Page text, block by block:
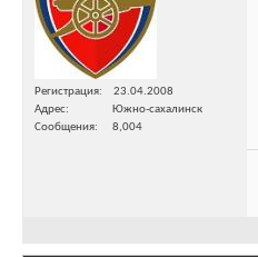
Регистрация
23.04.2008
Адрес
Южно-сахалинск
Сообщения
8,004